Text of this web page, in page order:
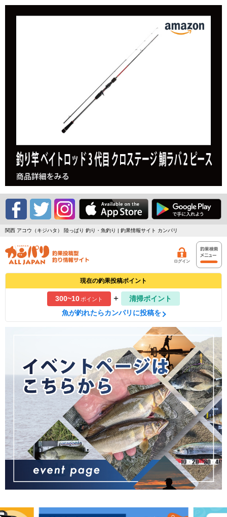
関西 アコウ（キジハタ） 陸っぱり 釣り・魚釣り | 釣果情報サイト カンパリ
ログイン
現在の釣果投稿ポイント
300~10ポイント +
清掃ポイント
魚が釣れたらカンパリに投稿を